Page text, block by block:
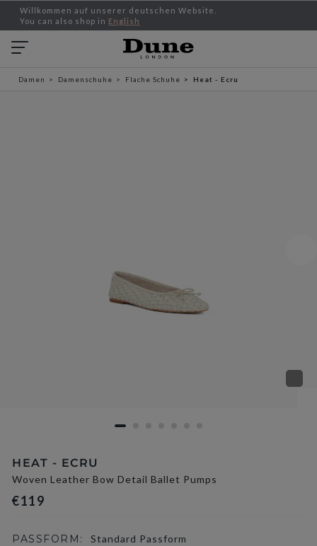
Willkommen auf unserer deutschen Website.
You can also shop in English
Damen Damenschuhe Flache Schuhe Heat - Ecru
HEAT - ECRU
Woven Leather Bow Detail Ballet Pumps
€119
PASSFORM: Standard Passform